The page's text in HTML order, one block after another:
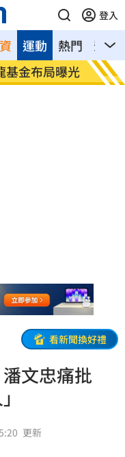
登入
熱門 影音
運動
金布局曝光 車是
費
看新聞換好禮
文忠痛批
更新